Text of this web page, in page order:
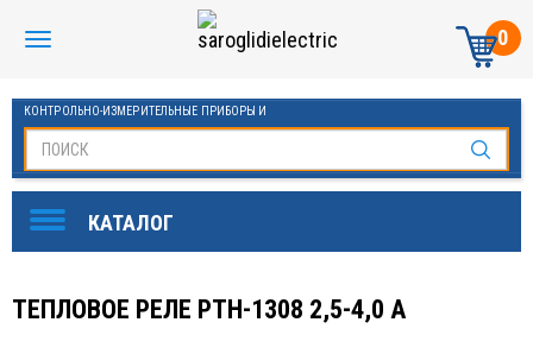
0
КОНТРОЛЬНО-ИЗМЕРИТЕЛЬНЫЕ ПРИБОРЫ И
ТЕПЛОВОЕ РЕЛЕ РТН-1308 2,5-4,0 А